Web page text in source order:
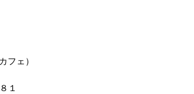
フェ）
１